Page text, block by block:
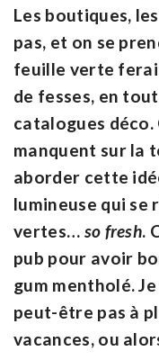
Les boutiques,
pas, et on se
feuille verte
de fesses, en
catalogues déco.
manquent sur la
aborder cette
lumineuse qui se
vertes… so fresh.
pub pour avoir
gum mentholé.
peut-être pas à
vacances, ou